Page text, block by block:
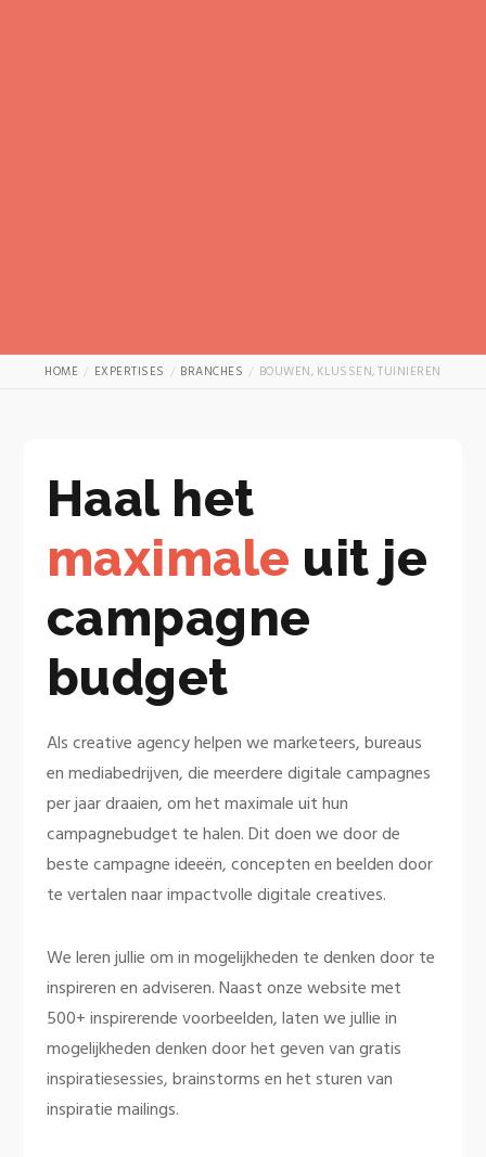
HOME EXPERTISES BRANCHES BOUWEN, KLUSSEN, TUINIEREN
Haal het
maximale uit je
campagne
budget
Als creative agency helpen we marketeers, bureaus
en mediabedrijven, die meerdere digitale campagnes
per jaar draaien, om het maximale uit hun
campagnebudget te halen. Dit doen we door de
beste campagne ideeën, concepten en beelden door
te vertalen naar impactvolle digitale creatives.
We leren jullie om in mogelijkheden te denken door te
inspireren en adviseren. Naast onze website met
500+ inspirerende voorbeelden, laten we jullie in
mogelijkheden denken door het geven van gratis
inspiratiesessies, brainstorms en het sturen van
inspiratie mailings.